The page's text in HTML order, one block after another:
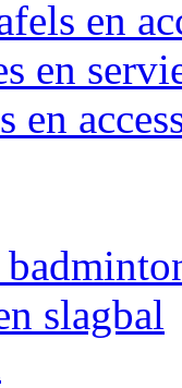
en
en
en
slagbal